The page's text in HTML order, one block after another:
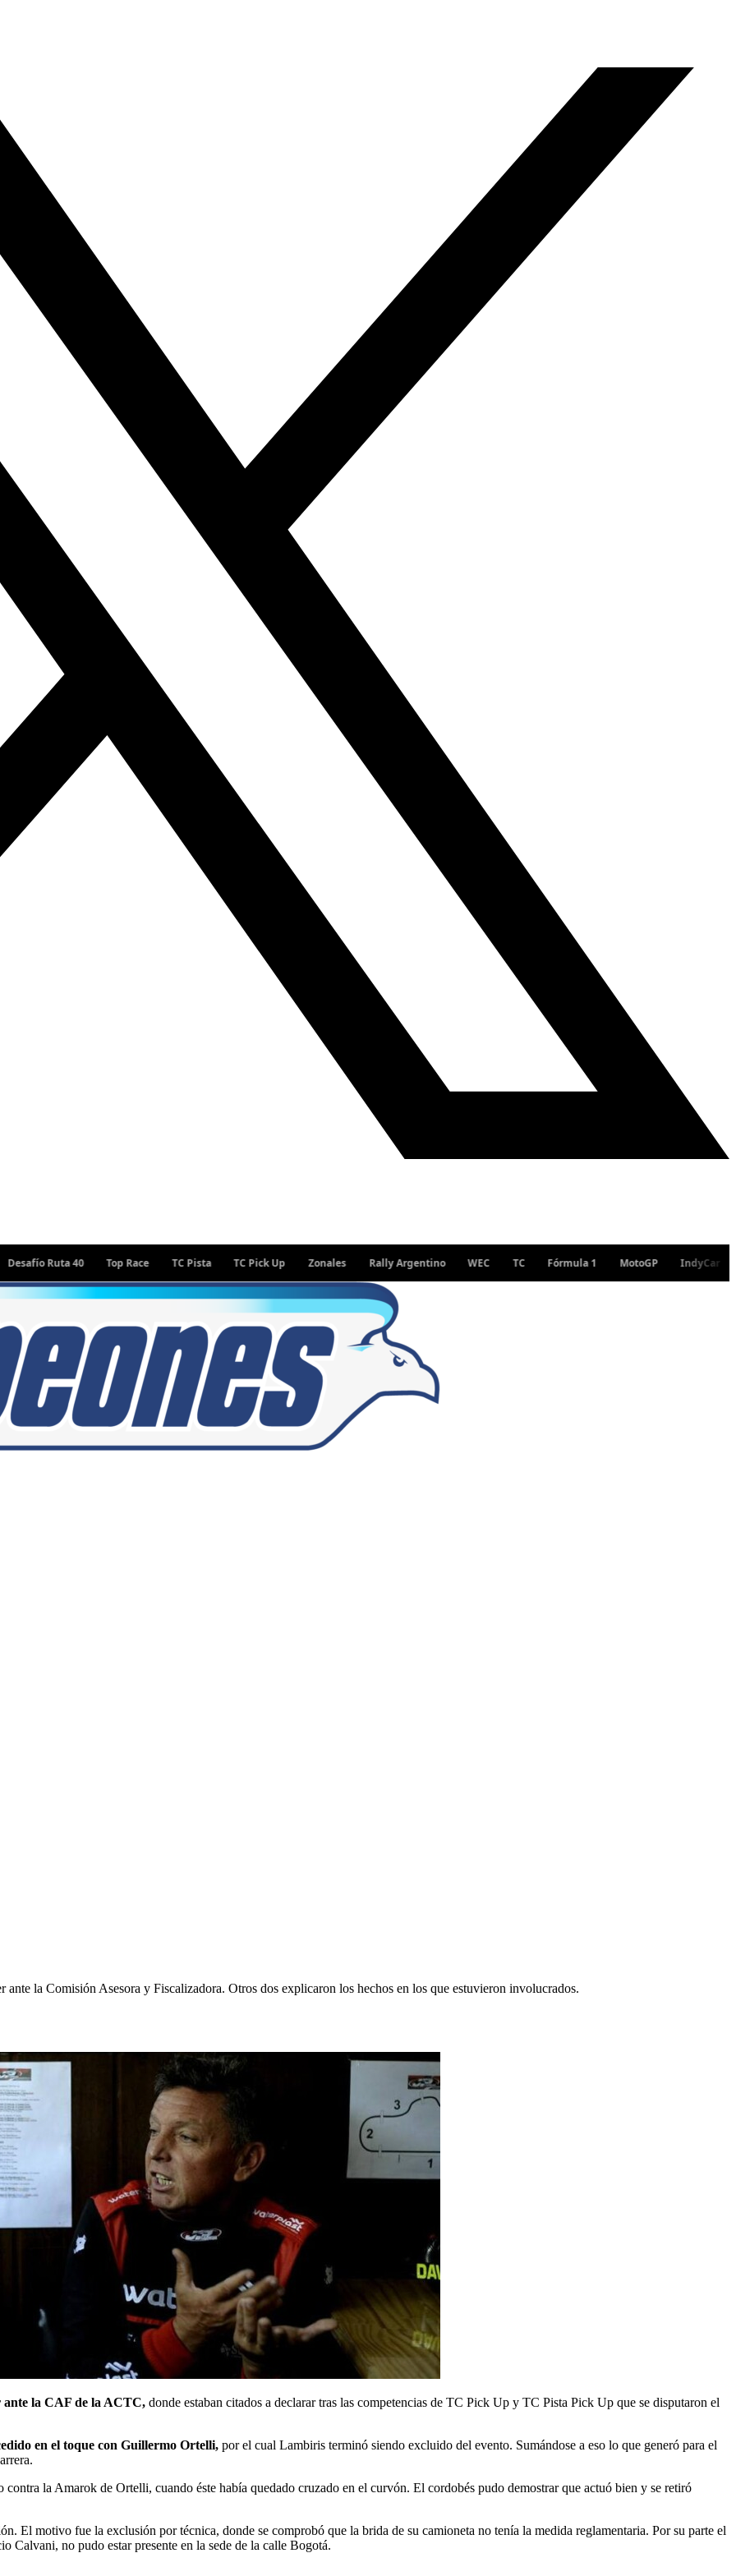
Ruta 40 Top Race TC Pista TC Pick Up Zonales Rally Argentino WEC TC Fórmula 1 MotoGP IndyCar WRC
la Comisión Asesora y Fiscalizadora. Otros dos explicaron los hechos en los que estuvieron involucrados.
la CAF de la ACTC, donde estaban citados a declarar tras las competencias de TC Pick Up y TC Pista Pick Up que se disputaron el
en el toque con Guillermo Ortelli, por el cual Lambiris terminó siendo excluido del evento. Sumándose a eso lo que generó para el
contra la Amarok de Ortelli, cuando éste había quedado cruzado en el curvón. El cordobés pudo demostrar que actuó bien y se retiró
El motivo fue la exclusión por técnica, donde se comprobó que la brida de su camioneta no tenía la medida reglamentaria. Por su parte el
Calvani, no pudo estar presente en la sede de la calle Bogotá.